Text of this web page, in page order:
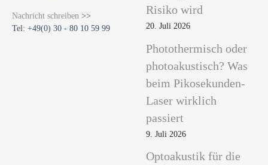
Nachricht schreiben >>
Tel: +49(0) 30 - 80 10 59 99
Risiko wird
20. Juli 2026
Photothermisch oder
photoakustisch? Was
beim Pikosekunden-
Laser wirklich
passiert
9. Juli 2026
Optoakustik für die